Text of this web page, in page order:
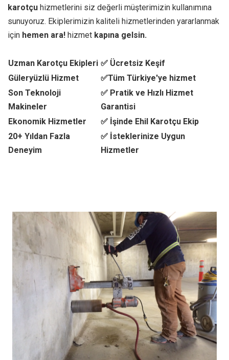
karotçu hizmetlerini siz değerli müşterimizin kullanımına
sunuyoruz. Ekiplerimizin kaliteli hizmetlerinden yararlanmak
için hemen ara! hizmet kapına gelsin.
Uzman Karotçu Ekipleri ✅ Ücretsiz Keşif
Güleryüzlü Hizmet
✅Tüm Türkiye'ye hizmet
Son Teknoloji
Makineler
✅ Pratik ve Hızlı Hizmet
Garantisi
Ekonomik Hizmetler
✅ İşinde Ehil Karotçu Ekip
20+ Yıldan Fazla
Deneyim
✅ İsteklerinize Uygun
Hizmetler